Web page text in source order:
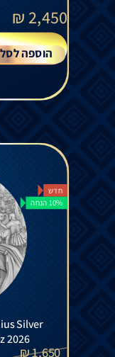
2,450
₪
הוספה לסל
חדש
10% הנחה
Silver
2026
1,650
₪